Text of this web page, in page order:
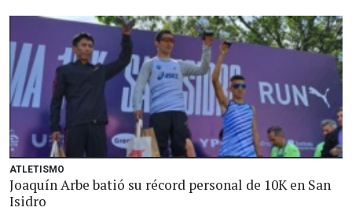
ATLETISMO
Joaquín Arbe batió su récord personal de 10K en San
Isidro